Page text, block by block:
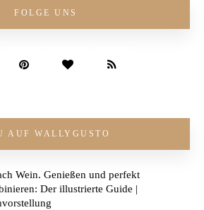
FOLGE UNS
AUF WALLYGUSTO
Wein. Genießen und perfekt
Der illustrierte Guide |